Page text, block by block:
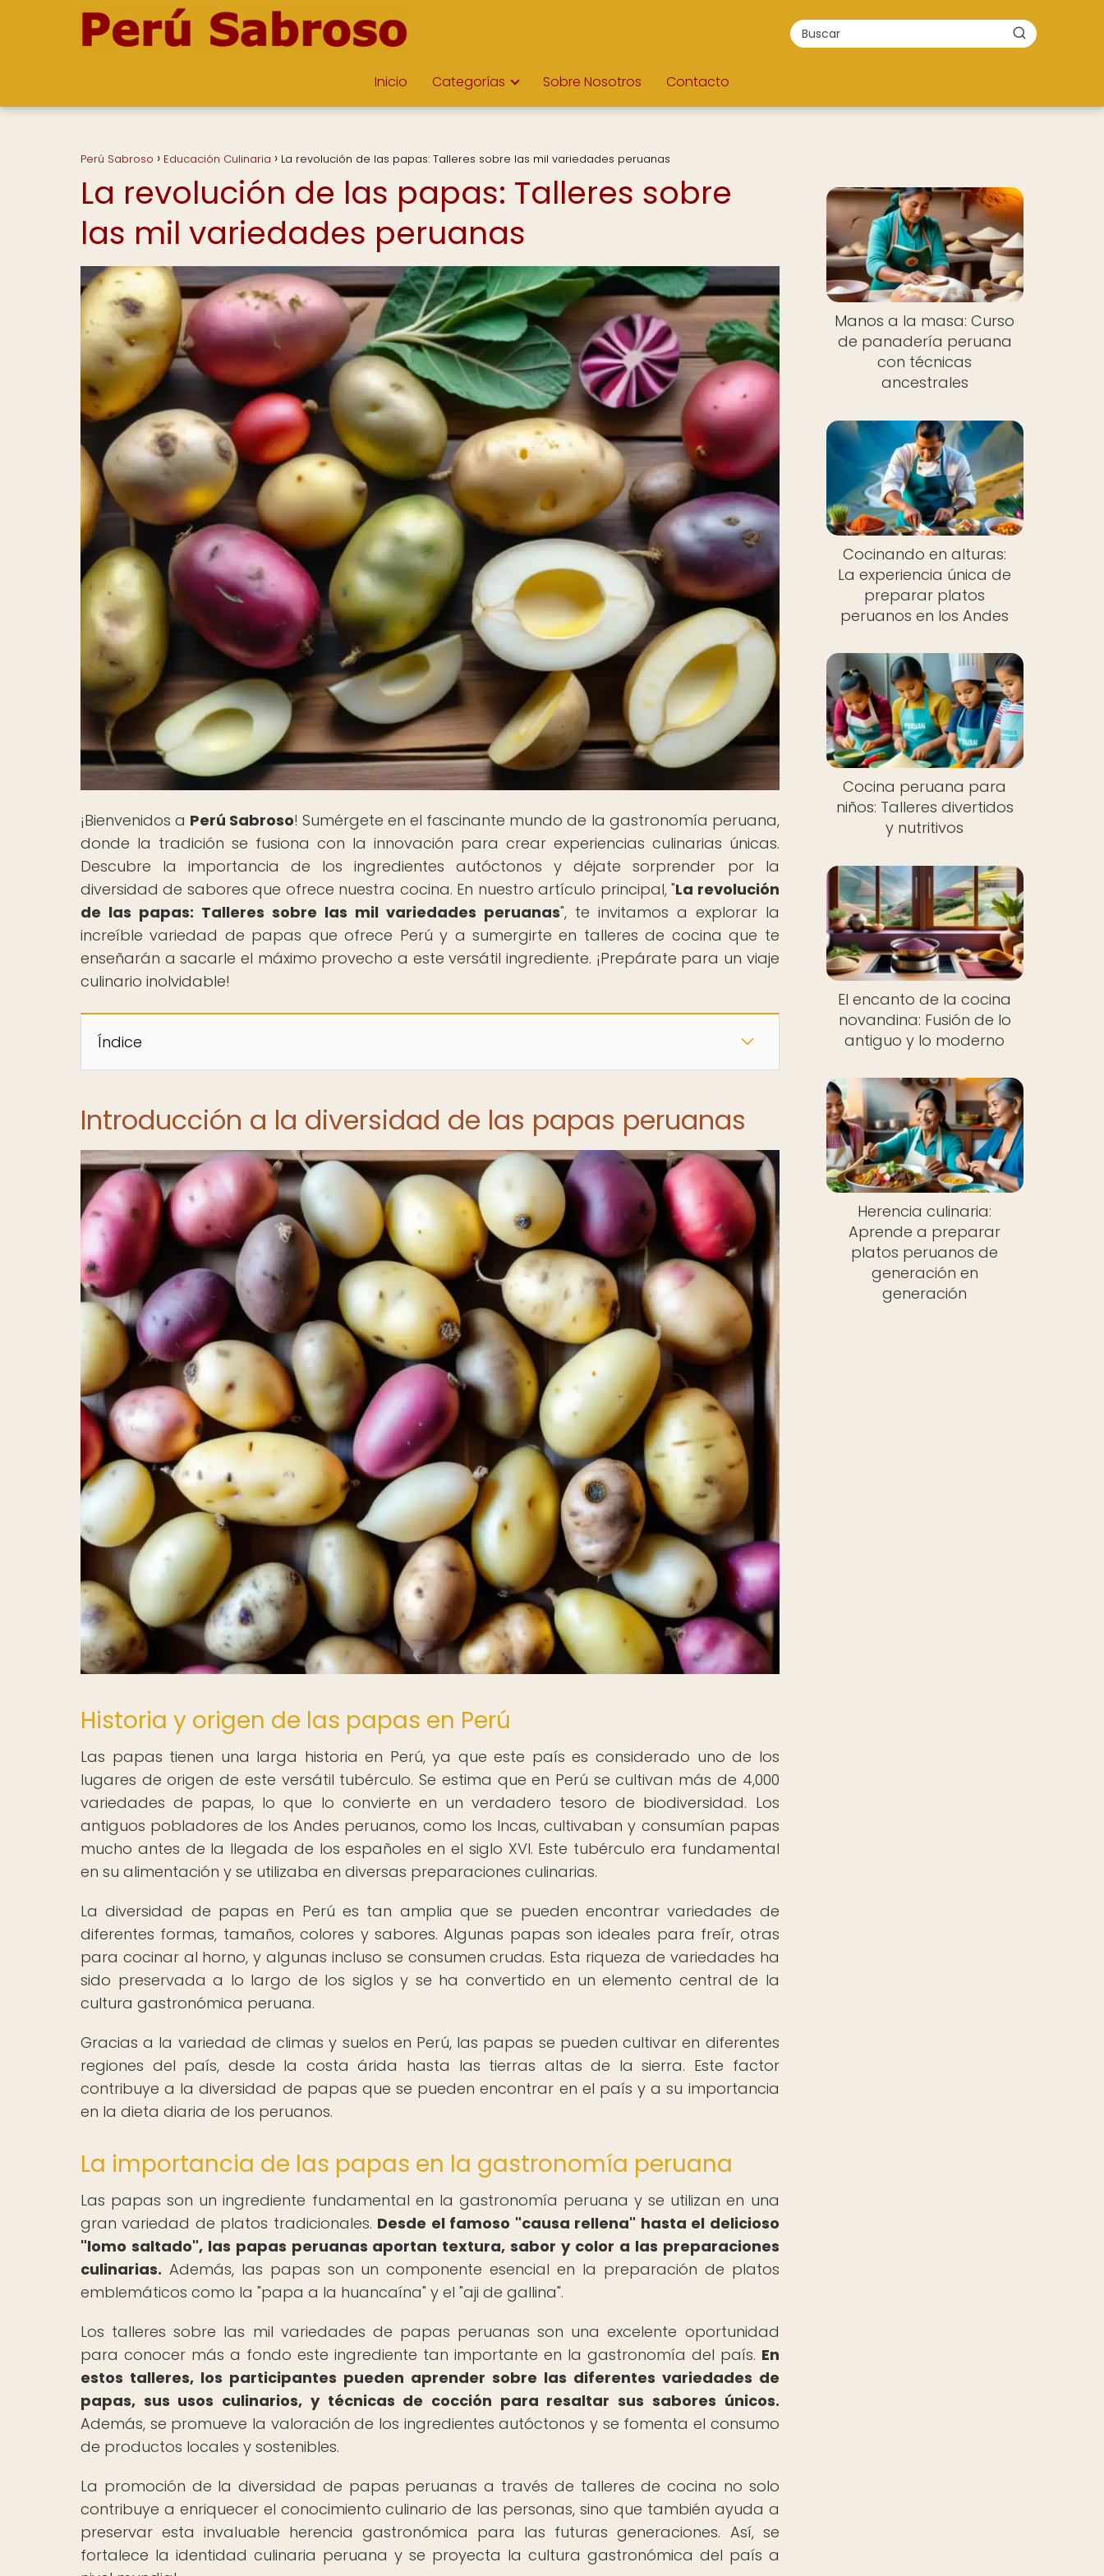
Inicio Categorías Sobre Nosotros Contacto
Perú Sabroso Educación Culinaria La revolución de las papas: Talleres sobre las mil variedades peruanas
La revolución de las papas: Talleres sobre
las mil variedades peruanas
¡Bienvenidos a Perú Sabroso! Sumérgete en el fascinante mundo de la gastronomía peruana,
donde la tradición se fusiona con la innovación para crear experiencias culinarias únicas.
Descubre la importancia de los ingredientes autóctonos y déjate sorprender por la
diversidad de sabores que ofrece nuestra cocina. En nuestro artículo principal, "La revolución
de las papas: Talleres sobre las mil variedades peruanas", te invitamos a explorar la
increíble variedad de papas que ofrece Perú y a sumergirte en talleres de cocina que te
enseñarán a sacarle el máximo provecho a este versátil ingrediente. ¡Prepárate para un viaje
culinario inolvidable!
Índice
Introducción a la diversidad de las papas peruanas
Historia y origen de las papas en Perú
Las papas tienen una larga historia en Perú, ya que este país es considerado uno de los
lugares de origen de este versátil tubérculo. Se estima que en Perú se cultivan más de 4,000
variedades de papas, lo que lo convierte en un verdadero tesoro de biodiversidad. Los
antiguos pobladores de los Andes peruanos, como los Incas, cultivaban y consumían papas
mucho antes de la llegada de los españoles en el siglo XVI. Este tubérculo era fundamental
en su alimentación y se utilizaba en diversas preparaciones culinarias.
La diversidad de papas en Perú es tan amplia que se pueden encontrar variedades de
diferentes formas, tamaños, colores y sabores. Algunas papas son ideales para freír, otras
para cocinar al horno, y algunas incluso se consumen crudas. Esta riqueza de variedades ha
sido preservada a lo largo de los siglos y se ha convertido en un elemento central de la
cultura gastronómica peruana.
Gracias a la variedad de climas y suelos en Perú, las papas se pueden cultivar en diferentes
regiones del país, desde la costa árida hasta las tierras altas de la sierra. Este factor
contribuye a la diversidad de papas que se pueden encontrar en el país y a su importancia
en la dieta diaria de los peruanos.
La importancia de las papas en la gastronomía peruana
Las papas son un ingrediente fundamental en la gastronomía peruana y se utilizan en una
gran variedad de platos tradicionales. Desde el famoso "causa rellena" hasta el delicioso
"lomo saltado", las papas peruanas aportan textura, sabor y color a las preparaciones
culinarias. Además, las papas son un componente esencial en la preparación de platos
emblemáticos como la "papa a la huancaína" y el "aji de gallina".
Los talleres sobre las mil variedades de papas peruanas son una excelente oportunidad
para conocer más a fondo este ingrediente tan importante en la gastronomía del país. En
estos talleres, los participantes pueden aprender sobre las diferentes variedades de
papas, sus usos culinarios, y técnicas de cocción para resaltar sus sabores únicos.
Además, se promueve la valoración de los ingredientes autóctonos y se fomenta el consumo
de productos locales y sostenibles.
La promoción de la diversidad de papas peruanas a través de talleres de cocina no solo
contribuye a enriquecer el conocimiento culinario de las personas, sino que también ayuda a
preservar esta invaluable herencia gastronómica para las futuras generaciones. Así, se
fortalece la identidad culinaria peruana y se proyecta la cultura gastronómica del país a
Manos a la masa: Curso
de panadería peruana
con técnicas
ancestrales
Cocinando en alturas:
La experiencia única de
preparar platos
peruanos en los Andes
Cocina peruana para
niños: Talleres divertidos
y nutritivos
El encanto de la cocina
novandina: Fusión de lo
antiguo y lo moderno
Herencia culinaria:
Aprende a preparar
platos peruanos de
generación en
generación